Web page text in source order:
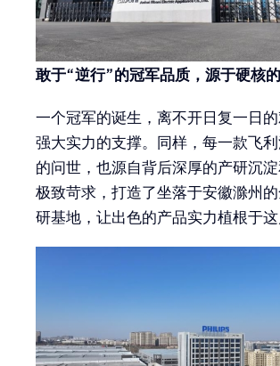
敢于“逆行”的冠军品质，源于硬核
一个冠军的诞生，离不开日复一日
强大实力的支撑。同样，每一款飞
的问世，也源自背后深厚的产研沉
极致苛求，打造了坐落于安徽滁州
研基地，让出色的产品实力植根于这